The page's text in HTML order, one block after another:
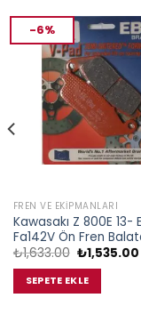
-6%
FREN VE EKIPMANLARI
Kawasakı Z 800E 13-
Fa142V Ön Fren
₺1,633.00 Orijinal
fiyat:
₺1,633.00.
₺1,535.00
SEPETE EKLE